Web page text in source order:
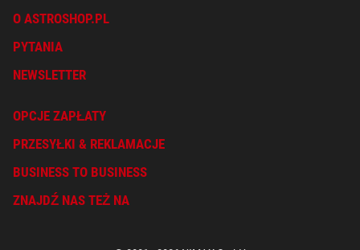
O ASTROSHOP.PL
PYTANIA
NEWSLETTER
OPCJE ZAPŁATY
PRZESYŁKI & REKLAMACJE
BUSINESS TO BUSINESS
ZNAJDŹ NAS TEŻ NA